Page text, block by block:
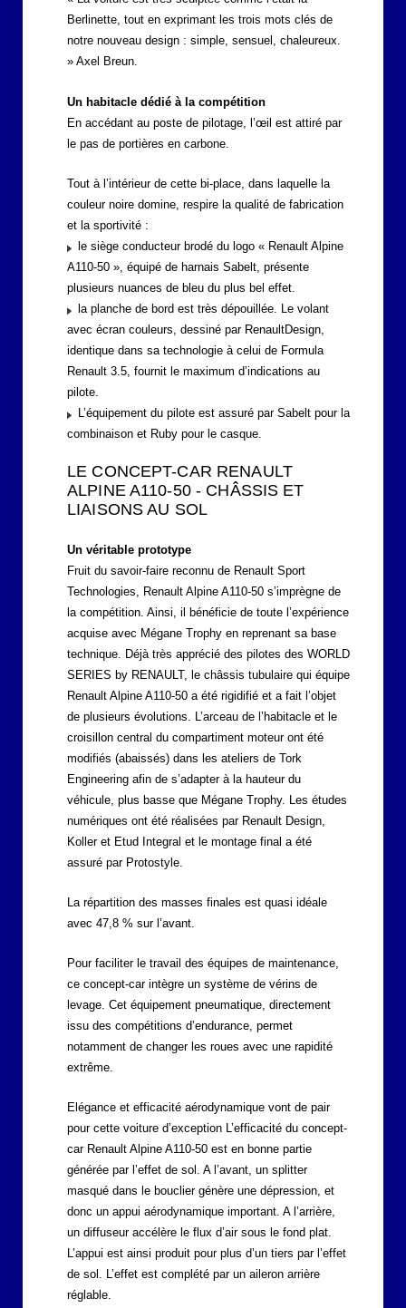
Berlinette, tout en exprimant les trois mots clés de
notre nouveau design : simple, sensuel, chaleureux.
» Axel Breun.
Un habitacle dédié à la compétition
En accédant au poste de pilotage, l’œil est attiré par
le pas de portières en carbone.
Tout à l’intérieur de cette bi-place, dans laquelle la
couleur noire domine, respire la qualité de fabrication
et la sportivité :
le siège conducteur brodé du logo « Renault Alpine
A110-50 », équipé de harnais Sabelt, présente
plusieurs nuances de bleu du plus bel effet.
la planche de bord est très dépouillée. Le volant
avec écran couleurs, dessiné par RenaultDesign,
identique dans sa technologie à celui de Formula
Renault 3.5, fournit le maximum d’indications au
pilote.
L’équipement du pilote est assuré par Sabelt pour la
combinaison et Ruby pour le casque.
LE CONCEPT-CAR RENAULT
ALPINE A110-50 - CHÂSSIS ET
LIAISONS AU SOL
Un véritable prototype
Fruit du savoir-faire reconnu de Renault Sport
Technologies, Renault Alpine A110-50 s’imprègne de
la compétition. Ainsi, il bénéficie de toute l’expérience
acquise avec Mégane Trophy en reprenant sa base
technique. Déjà très apprécié des pilotes des WORLD
SERIES by RENAULT, le châssis tubulaire qui équipe
Renault Alpine A110-50 a été rigidifié et a fait l’objet
de plusieurs évolutions. L’arceau de l’habitacle et le
croisillon central du compartiment moteur ont été
modifiés (abaissés) dans les ateliers de Tork
Engineering afin de s’adapter à la hauteur du
véhicule, plus basse que Mégane Trophy. Les études
numériques ont été réalisées par Renault Design,
Koller et Etud Integral et le montage final a été
assuré par Protostyle.
La répartition des masses finales est quasi idéale
avec 47,8 % sur l’avant.
Pour faciliter le travail des équipes de maintenance,
ce concept-car intègre un système de vérins de
levage. Cet équipement pneumatique, directement
issu des compétitions d’endurance, permet
notamment de changer les roues avec une rapidité
extrême.
Elégance et efficacité aérodynamique vont de pair
pour cette voiture d’exception L’efficacité du concept-
car Renault Alpine A110-50 est en bonne partie
générée par l’effet de sol. A l’avant, un splitter
masqué dans le bouclier génère une dépression, et
donc un appui aérodynamique important. A l’arrière,
un diffuseur accélère le flux d’air sous le fond plat.
L’appui est ainsi produit pour plus d’un tiers par l’effet
de sol. L’effet est complété par un aileron arrière
réglable.